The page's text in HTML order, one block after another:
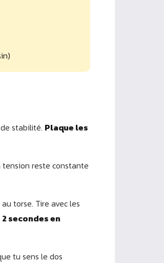
stabilité. Plaque les
tension reste constante
torse. Tire avec les
2 secondes en
tu sens le dos